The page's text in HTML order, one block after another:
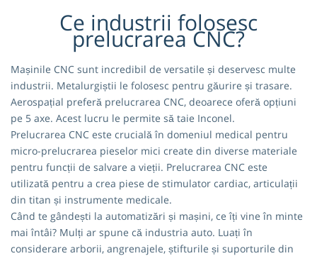
Ce industrii folosesc
prelucrarea CNC?
Mașinile CNC sunt incredibil de versatile și deservesc multe
industrii. Metalurgiștii le folosesc pentru găurire și trasare.
Aerospațial preferă prelucrarea CNC, deoarece oferă opțiuni
pe 5 axe. Acest lucru le permite să taie Inconel.
Prelucrarea CNC este crucială în domeniul medical pentru
micro-prelucrarea pieselor mici create din diverse materiale
pentru funcții de salvare a vieții. Prelucrarea CNC este
utilizată pentru a crea piese de stimulator cardiac, articulații
din titan și instrumente medicale.
Când te gândești la automatizări și mașini, ce îți vine în minte
mai întâi? Mulți ar spune că industria auto. Luați în
considerare arborii, angrenajele, știfturile și suporturile din